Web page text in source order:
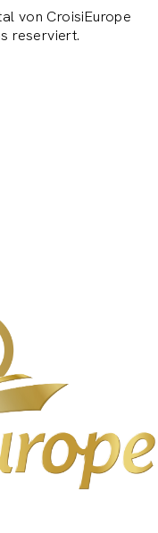
von CroisiEurope
reserviert.